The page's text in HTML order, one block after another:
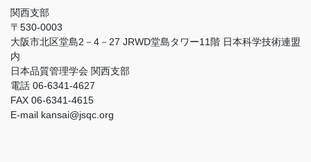
関西支部
〒530-0003
大阪市北区堂島2－4－27 JRWD堂島タワー11階 日本科学技術連盟
内
日本品質管理学会 関西支部
電話 06-6341-4627
FAX 06-6341-4615
E-mail kansai@jsqc.org